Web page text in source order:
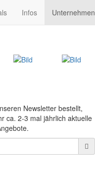
Infos Unternehmen
Newsletter bestellt,
ca. 2-3 mal jährlich aktuelle